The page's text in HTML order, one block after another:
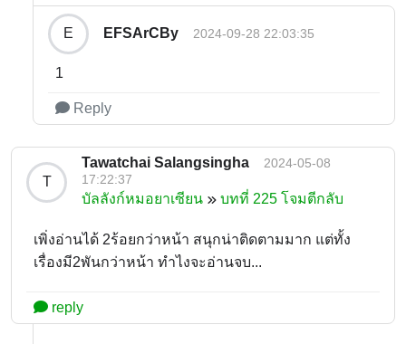
E EFSArCBy 2024-09-28 22:03:35
1
Reply
T
Tawatchai Salangsingha
2024-05-08
17:22:37
บัลลังก์หมอยาเซียน บทที่ 225 โจมตีกลับ
เพิ่งอ่านได้ 2ร้อยกว่าหน้า สนุกน่าติดตามมาก แต่ทั้ง
เรื่องมี2พันกว่าหน้า ทำไงจะอ่านจบ...
reply